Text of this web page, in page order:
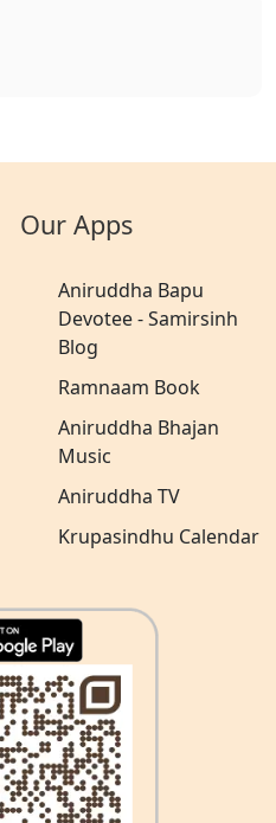
Our Apps
Aniruddha Bapu
Devotee - Samirsinh
Blog
Ramnaam Book
Aniruddha Bhajan
Music
Aniruddha TV
Krupasindhu Calendar